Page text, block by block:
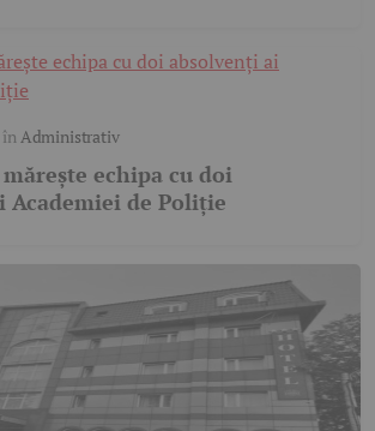
Administrativ
echipa cu doi
Academiei de Poliție